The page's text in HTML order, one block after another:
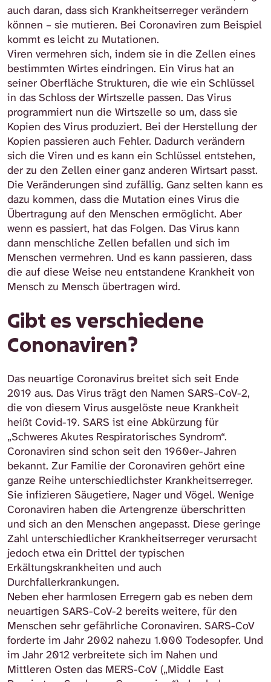
auch daran, dass sich Krankheitserreger verändern
können – sie mutieren. Bei Coronaviren zum Beispiel
kommt es leicht zu Mutationen.
Viren vermehren sich, indem sie in die Zellen eines
bestimmten Wirtes eindringen. Ein Virus hat an
seiner Oberfläche Strukturen, die wie ein Schlüssel
in das Schloss der Wirtszelle passen. Das Virus
programmiert nun die Wirtszelle so um, dass sie
Kopien des Virus produziert. Bei der Herstellung der
Kopien passieren auch Fehler. Dadurch verändern
sich die Viren und es kann ein Schlüssel entstehen,
der zu den Zellen einer ganz anderen Wirtsart passt.
Die Veränderungen sind zufällig. Ganz selten kann es
dazu kommen, dass die Mutation eines Virus die
Übertragung auf den Menschen ermöglicht. Aber
wenn es passiert, hat das Folgen. Das Virus kann
dann menschliche Zellen befallen und sich im
Menschen vermehren. Und es kann passieren, dass
die auf diese Weise neu entstandene Krankheit von
Mensch zu Mensch übertragen wird.
Gibt es verschiedene
Cononaviren?
Das neuartige Coronavirus breitet sich seit Ende
2019 aus. Das Virus trägt den Namen SARS-CoV-2,
die von diesem Virus ausgelöste neue Krankheit
heißt Covid-19. SARS ist eine Abkürzung für
„Schweres Akutes Respiratorisches Syndrom“.
Coronaviren sind schon seit den 1960er-Jahren
bekannt. Zur Familie der Coronaviren gehört eine
ganze Reihe unterschiedlichster Krankheitserreger.
Sie infizieren Säugetiere, Nager und Vögel. Wenige
Coronaviren haben die Artengrenze überschritten
und sich an den Menschen angepasst. Diese geringe
Zahl unterschiedlicher Krankheitserreger verursacht
jedoch etwa ein Drittel der typischen
Erkältungskrankheiten und auch
Durchfallerkrankungen.
Neben eher harmlosen Erregern gab es neben dem
neuartigen SARS-CoV-2 bereits weitere, für den
Menschen sehr gefährliche Coronaviren. SARS-CoV
forderte im Jahr 2002 nahezu 1.000 Todesopfer. Und
im Jahr 2012 verbreitete sich im Nahen und
Mittleren Osten das MERS-CoV („Middle East